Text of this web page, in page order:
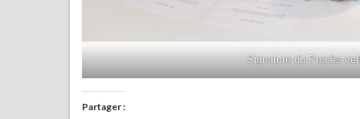
Signature du Procès-
Partager :